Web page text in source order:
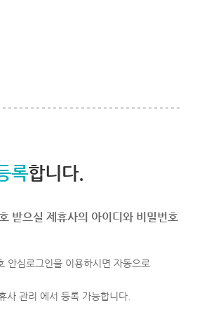
록합니다.
받으실 제휴사의 아이디와 비밀번호
안심로그인을 이용하시면 자동으로
사 관리 에서 등록 가능합니다.